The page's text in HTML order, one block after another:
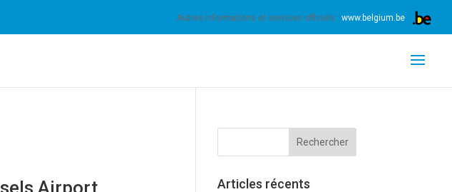
Autres informations et services officiels :www.belgium.be
Airport Articles récents
vous nous donnez expressément votre accord pour exploiter ces
OK